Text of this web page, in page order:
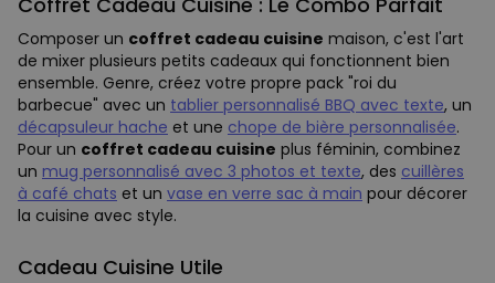
Composer un coffret cadeau cuisine maison, c'est l'art
de mixer plusieurs petits cadeaux qui fonctionnent bien
ensemble. Genre, créez votre propre pack "roi du
barbecue" avec un tablier personnalisé BBQ avec texte, un
décapsuleur hache et une chope de bière personnalisée.
Pour un coffret cadeau cuisine plus féminin, combinez
un mug personnalisé avec 3 photos et texte, des cuillères
à café chats et un vase en verre sac à main pour décorer
la cuisine avec style.
Cadeau Cuisine Utile